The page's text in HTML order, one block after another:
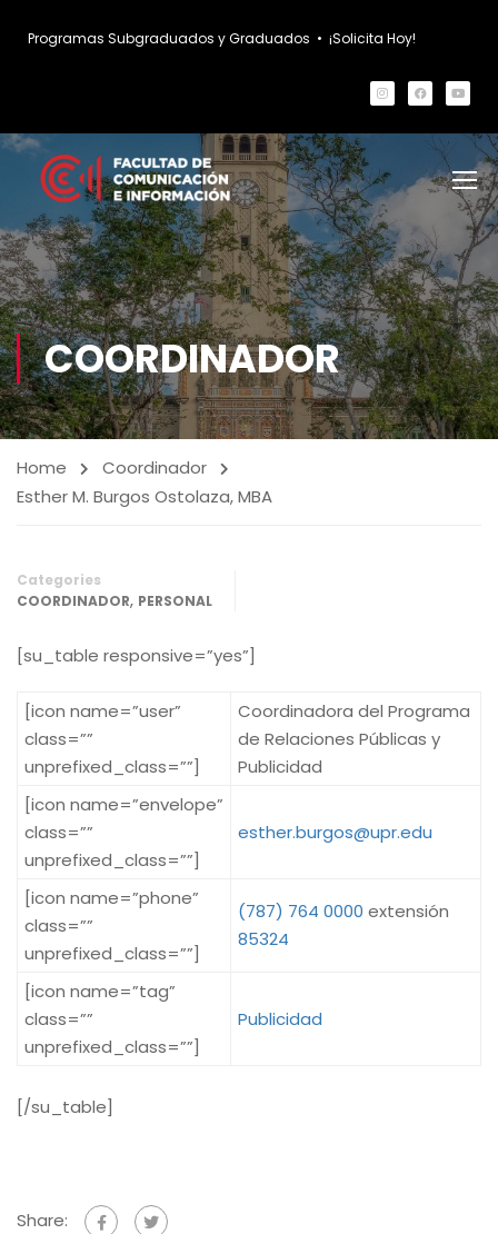
Programas Subgraduados y Graduados • ¡Solicita Hoy!
COORDINADOR
Home
Coordinador
Esther M. Burgos Ostolaza, MBA
Categories
COORDINADOR, PERSONAL
[su_table responsive=”yes”]
[icon name=”user”
class=””
unprefixed_class=””]
Coordinadora del Programa
de Relaciones Públicas y
Publicidad
[icon name=”envelope”
class=””
unprefixed_class=””]
esther.burgos@upr.edu
[icon name=”phone”
class=””
unprefixed_class=””]
(787) 764 0000 extensión
85324
[icon name=”tag”
class=””
unprefixed_class=””]
Publicidad
[/su_table]
Share: